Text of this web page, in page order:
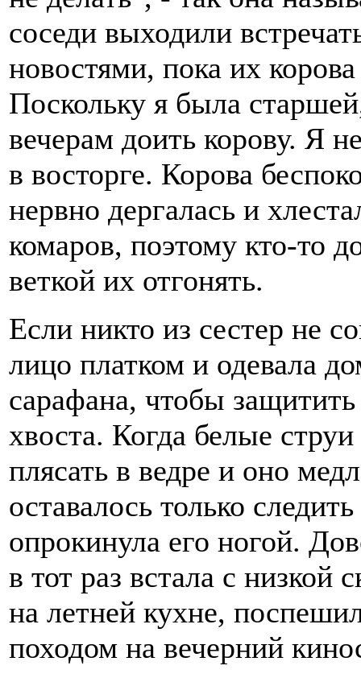
соседи выходили
новостями, пока их
Поскольку я была
вечерам доить корову. Я
в восторге. Корова
нервно дергалась и
комаров, поэтому кто-то
веткой их отгонять.
Если никто из сестер не
лицо платком и одевала
сарафана, чтобы защитить
хвоста. Когда белые
плясать в ведре и оно
оставалось только
опрокинула его ногой.
в тот раз встала с низкой
на летней кухне,
походом на вечерний